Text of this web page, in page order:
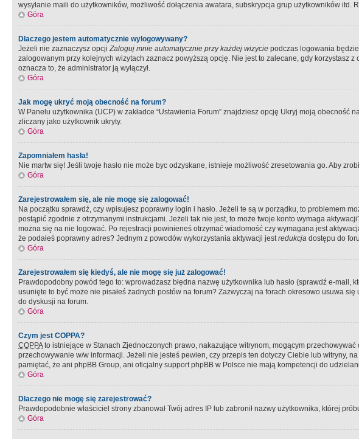
wysyłanie maili do użytkowników, możliwość dołączenia awatara, subskrypcja grup użytkowników itd.
Góra
Dlaczego jestem automatycznie wylogowywany?
Jeżeli nie zaznaczysz opcjiZaloguj mnie automatycznie przy każdej wizycie podczas logowania
zalogowanym przy kolejnych wizytach zaznacz powyższą opcję. Nie jest to zalecane, gdy
oznacza to, że administrator ją wyłączył.
Góra
Jak mogę ukryć moją obecność na forum?
W Panelu użytkownika (UCP) w zakładce “Ustawienia Forum” znajdziesz opcję Ukryj moją
zliczany jako użytkownik ukryty.
Góra
Zapomniałem hasła!
Nie martw się! Jeśli twoje hasło nie może byc odzyskane, istnieje możliwość zresetowania go. Aby
Góra
Zarejestrowałem się, ale nie mogę się zalogować!
Na początku sprawdź, czy wpisujesz poprawny login i hasło. Jeżeli te są w porządku, to problemem
postąpić zgodnie z otrzymanymi instrukcjami. Jeżeli tak nie jest, to może twoje konto wymaga
można się na nie logować. Po rejestracji powinieneś otrzymać wiadomość czy wymagana jest
że podałeś poprawny adres? Jednym z powodów wykorzystania aktywacji jestredukcja dostępu do
Góra
Zarejestrowałem się kiedyś, ale nie mogę się już zalogować!
Prawdopodobny powód tego to: wprowadzasz błędna nazwę użytkownika lub hasło (sprawdź e-mail,
usunięte to być może nie pisałeś żadnych postów na forum? Zazwyczaj na forach okresowo usuwa
do dyskusji na forum.
Góra
Czym jest COPPA?
COPPAto istniejące w Stanach Zjednoczonych prawo, nakazujące witrynom, mogącym
przechowywanie w/w informacji. Jeżeli nie jesteś pewien, czy przepis ten dotyczy Ciebie lub witryny,
pamiętać, że ani phpBB Group, ani oficjalny support phpBB w Polsce nie mają kompetencji do
Góra
Dlaczego nie mogę się zarejestrować?
Prawdopodobnie właściciel strony zbanował Twój adres IP lub zabronił nazwy użytkownika, której
Góra